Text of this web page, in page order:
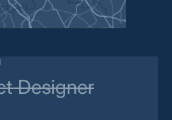
Designer